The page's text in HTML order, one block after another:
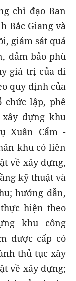
chỉ đạo Ban
Bắc Giang và
giám sát quá
đảm bảo phù
giá trị của di
quy định của
chức lập, phê
dựng khu
Xuân Cẩm -
khu có liên
về xây dựng,
kỹ thuật và
hướng dẫn,
hiện theo
khu công
được cấp có
thủ tục xây
về xây dựng;